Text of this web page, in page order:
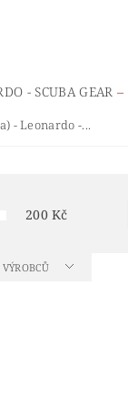
POWER
SPEED
ZELDA™
- SCUBA GEAR –
- Leonardo -...
200Kč